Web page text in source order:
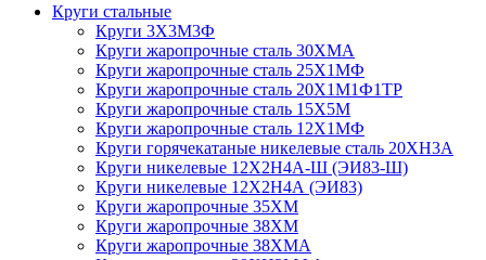
Круги стальные
Круги 3Х3М3Ф
Круги жаропрочные сталь 30ХМА
Круги жаропрочные сталь 25Х1МФ
Круги жаропрочные сталь 20Х1М1Ф1ТР
Круги жаропрочные сталь 15Х5М
Круги жаропрочные сталь 12Х1МФ
Круги горячекатаные никелевые сталь 20ХН3А
Круги никелевые 12Х2Н4А-Ш (ЭИ83-Ш)
Круги никелевые 12Х2Н4А (ЭИ83)
Круги жаропрочные 35ХМ
Круги жаропрочные 38ХМ
Круги жаропрочные 38ХМА